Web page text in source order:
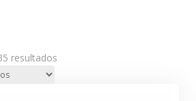
resultadosOrdenado